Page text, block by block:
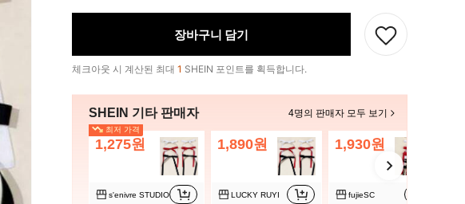
장바구니 담기
체크아웃 시 계산된 최대 1 SHEIN 포인트를 획득합니다.
SHEIN 기타 판매자 4명의 판매자 모두 보기
최저 가격
1,275원
s'enivre STUDIO
1,890원
LUCKY RUYI
1,930원
fujieSC